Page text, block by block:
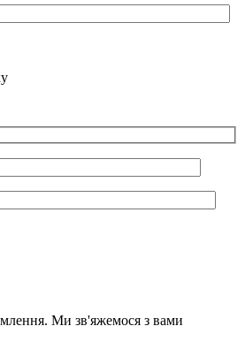
Ми зв'яжемося з вами